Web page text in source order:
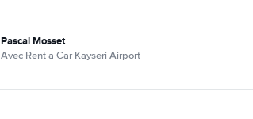
Pascal Mosset
Avec Rent a Car Kayseri Airport